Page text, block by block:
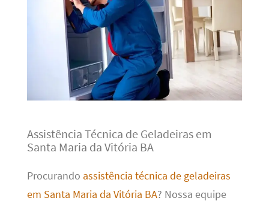
Assistência Técnica de Geladeiras em
Santa Maria da Vitória BA
Procurando assistência técnica de geladeiras
em Santa Maria da Vitória BA? Nossa equipe